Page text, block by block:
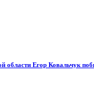
области Егор Ковальчук